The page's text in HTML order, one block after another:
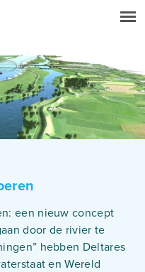
een nieuw concept
door de rivier te
hebben Deltares
en Wereld